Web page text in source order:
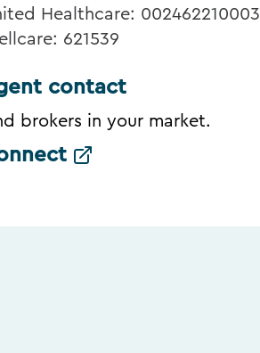
Healthcare: 002462210003
621539
contact
brokers in your market.